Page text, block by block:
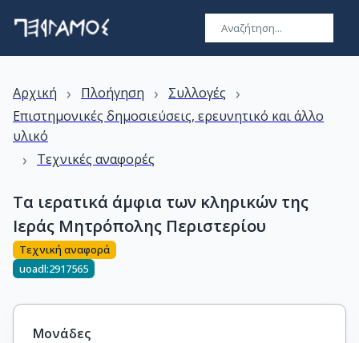
Αρχική › Πλοήγηση › Συλλογές ›
Επιστημονικές δημοσιεύσεις, ερευνητικό και άλλο
υλικό
› Τεχνικές αναφορές
Τα ιερατικά άμφια των κληρικών της
Ιεράς Μητρόπολης Περιστερίου
Τεχνική αναφορά
uoadl:2917565
Μονάδες